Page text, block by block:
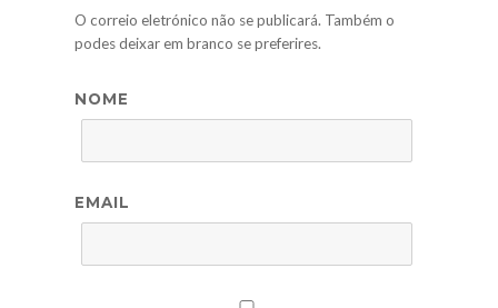
O correio eletrónico não se publicará. Também o
podes deixar em branco se preferires.
NOME
EMAIL